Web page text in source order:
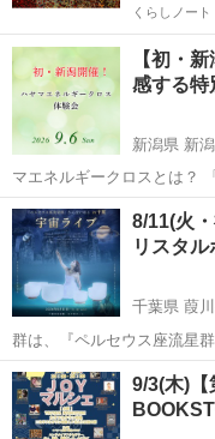
くらしノート
【初・
感する特
新潟県 新
マエネルギークロスとは？
きれない、 …
新潟 新潟市 ワーク
8/11(火
リスタ
千葉県 葭
群は、『ペルセウス座流星
時期、8月11日…
千葉 千葉市 葭川公
クリスタルボウル
9/3(木)